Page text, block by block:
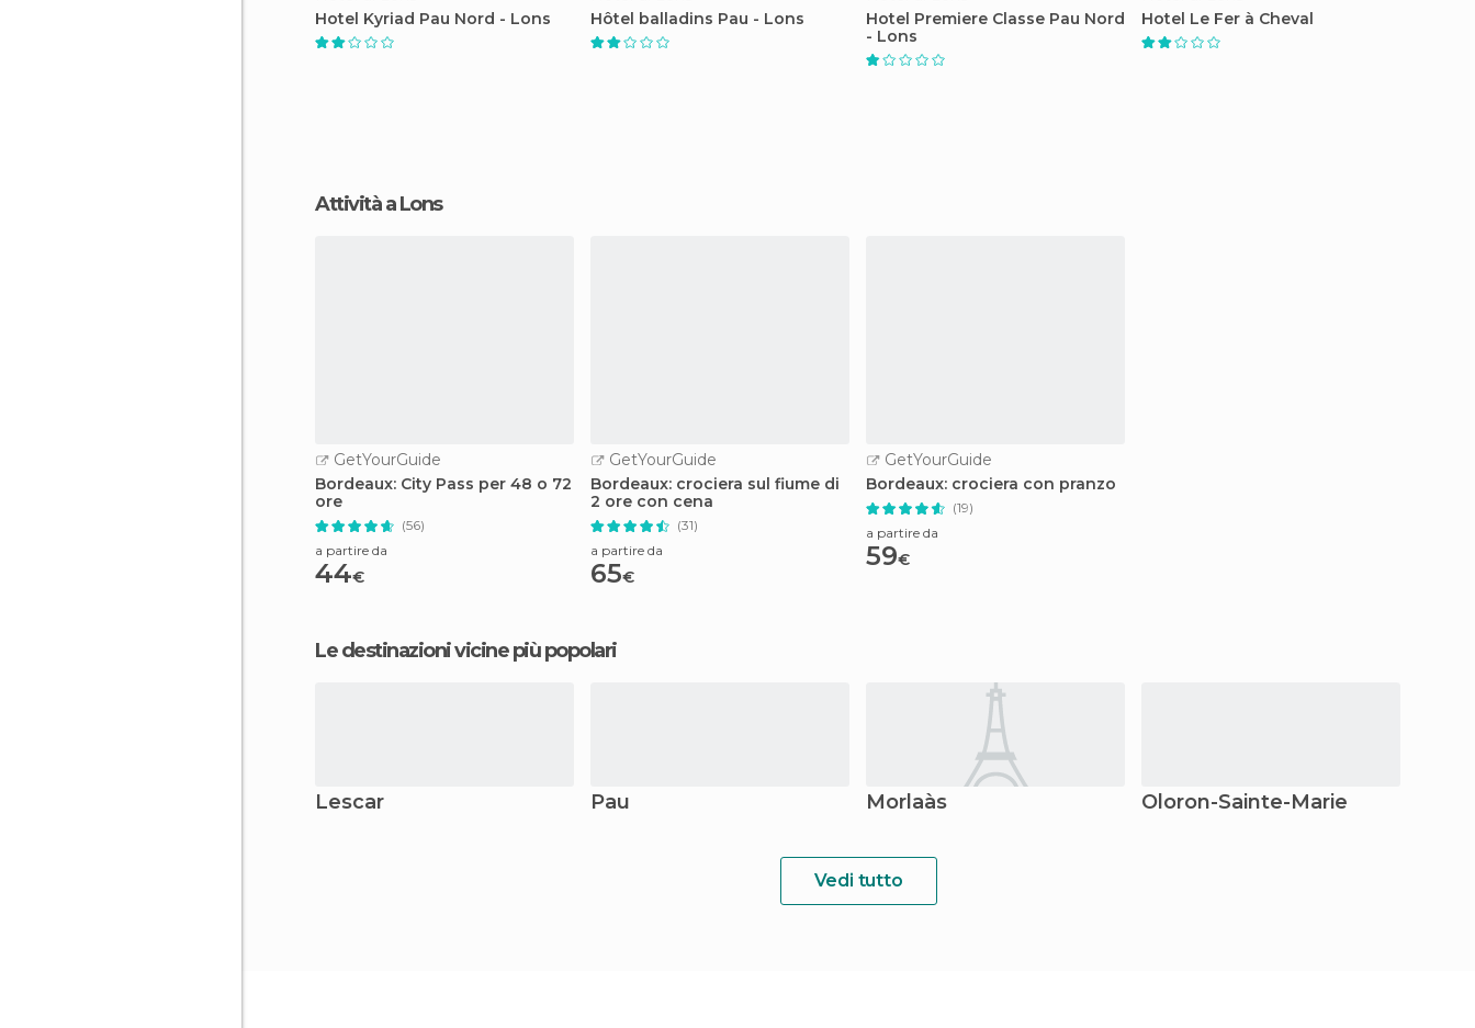
Hotel Kyriad Pau Nord - Lons
Hôtel balladins Pau - Lons
Hotel Premiere Classe Pau Nord
- Lons
Hotel Le Fer à Cheval
Attività a Lons
GetYourGuide
Bordeaux: City Pass per 48 o 72
ore
(56)
a partire da
44€
GetYourGuide
Bordeaux: crociera sul fiume di
2 ore con cena
(31)
a partire da
65€
GetYourGuide
Bordeaux: crociera con pranzo
(19)
a partire da
59€
Le destinazioni vicine più popolari
Lescar Pau Morlaàs Oloron-Sainte-Marie
Vedi tutto